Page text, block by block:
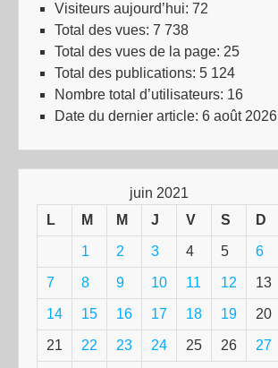
Visiteurs aujourd’hui: 72
Total des vues: 7 738
Total des vues de la page: 25
Total des publications: 5 124
Nombre total d’utilisateurs: 16
Date du dernier article: 6 août 2026
juin 2021
L
M M J V S D
1 2 3 4 5 6
7 8 9 10 11 12 13
14 15 16 17 18 19 20
21 22 23 24 25 26 27